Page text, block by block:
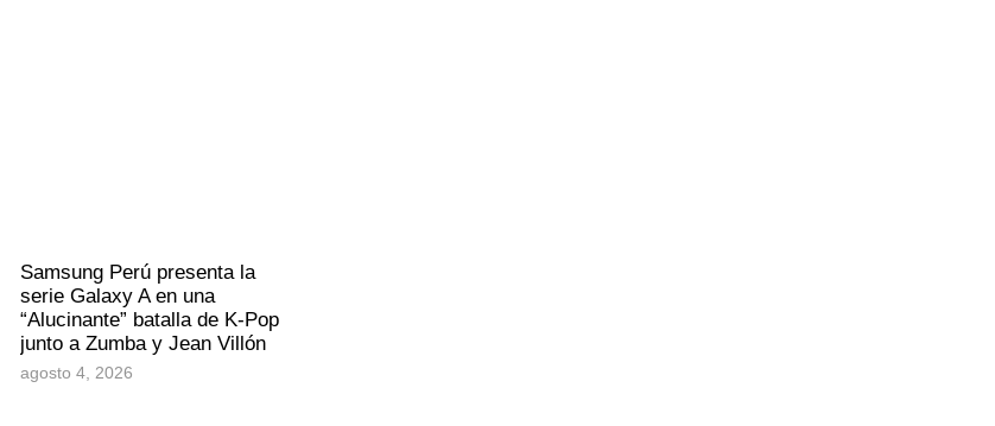
Samsung Perú presenta la
serie Galaxy A en una
“Alucinante” batalla de K-Pop
junto a Zumba y Jean Villón
agosto 4, 2026